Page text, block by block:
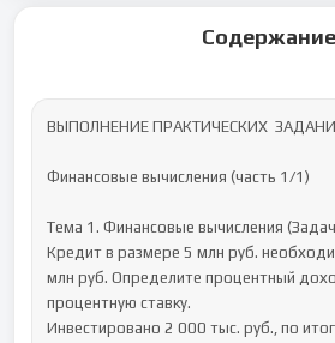
Содержание
ВЫПОЛНЕНИЕ ПРАКТИЧЕСКИХ
Финансовые вычисления (часть 1/1)
Тема 1. Финансовые вычисления
Кредит в размере 5 млн руб.
млн руб. Определите процентный
процентную ставку.
Инвестировано 2 000 тыс. руб., по